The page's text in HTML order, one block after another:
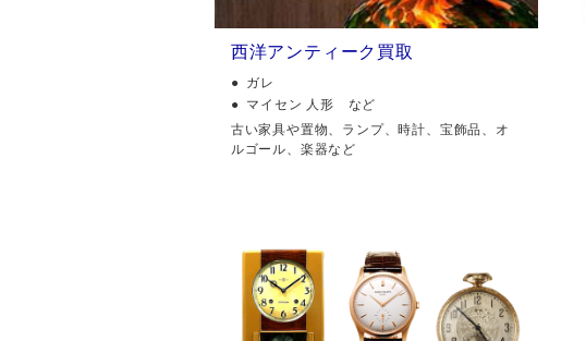
西洋アンティーク買取
ガレ
マイセン 人形 など
古い家具や置物、ランプ、時計、宝飾品、オ
ルゴール、楽器など